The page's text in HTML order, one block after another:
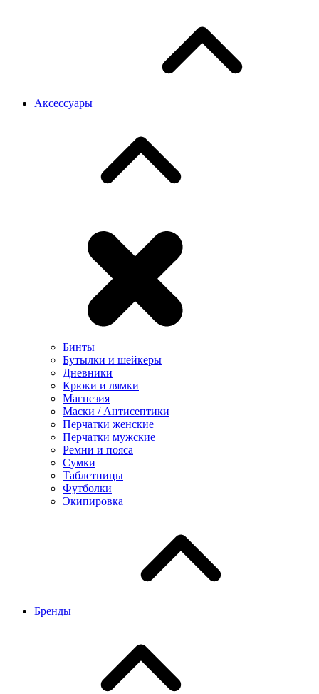
Аксессуары
Бинты
Бутылки и шейкеры
Дневники
Крюки и лямки
Магнезия
Маски / Антисептики
Перчатки женские
Перчатки мужские
Ремни и пояса
Сумки
Таблетницы
Футболки
Экипировка
Бренды